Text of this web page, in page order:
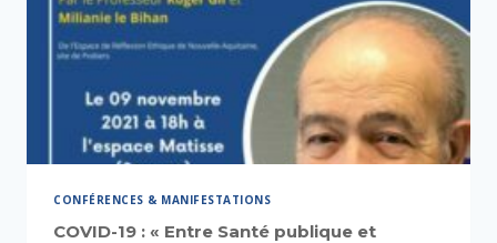
CONFÉRENCES & MANIFESTATIONS
COVID-19 : « Entre Santé publique et